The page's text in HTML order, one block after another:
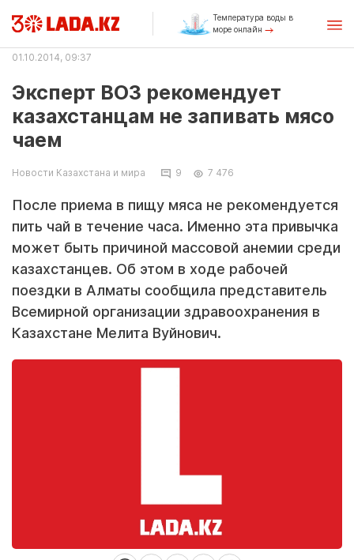
Температура воды в
море онлайн
01.10.2014, 09:37
Эксперт ВОЗ рекомендует
казахстанцам не запивать мясо
чаем
Новости Казахстана и мира 9 7 476
После приема в пищу мяса не рекомендуется
пить чай в течение часа. Именно эта привычка
может быть причиной массовой анемии среди
казахстанцев. Об этом в ходе рабочей
поездки в Алматы сообщила представитель
Всемирной организации здравоохранения в
Казахстане Мелита Вуйнович.